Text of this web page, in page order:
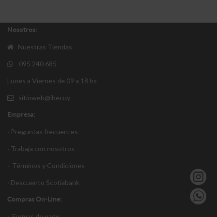
Nosotros:
Nuestras Tiendas
095 240 685
Lunes a Viernes de 09 a 18 hs
sitioweb@iber.uy
Empresa:
· Preguntas frecuentes
· Trabaja con nosotros
· Términos y Condiciones
· Descuento Scotiabank
Compras On-Line: